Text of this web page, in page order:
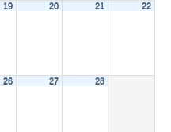
19 20 21 22
26 27 28